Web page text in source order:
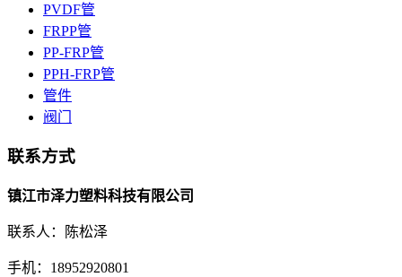
PVDF管
FRPP管
PP-FRP管
PPH-FRP管
管件
阀门
联系方式
镇江市泽力塑料科技有限公司
联系人：陈松泽
手机：18952920801